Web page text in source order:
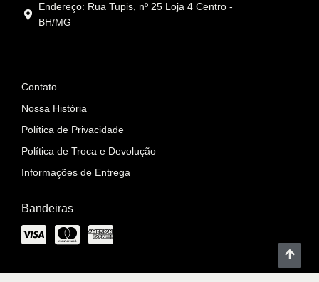
Endereço: Rua Tupis, nº 25 Loja 4 Centro -
BH/MG
Contato
Nossa História
Política de Privacidade
Política de Troca e Devolução
Informações de Entrega
Bandeiras